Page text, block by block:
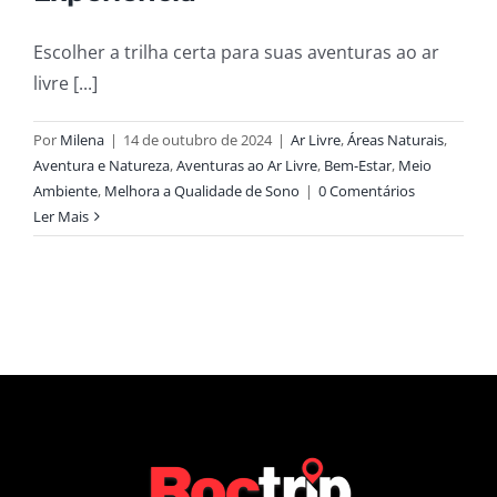
Escolher a trilha certa para suas aventuras ao ar
livre [...]
Por Milena | 14 de outubro de 2024 | Ar Livre,Áreas Naturais,
Aventura e Natureza,Aventuras ao Ar Livre, Bem-Estar, Meio
Ambiente, Melhora a Qualidade de Sono | 0 Comentários
Ler Mais